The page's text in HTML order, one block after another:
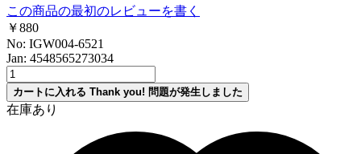
この商品の最初のレビューを書く
￥880
No: IGW004-6521
Jan: 4548565273034
カートに入れる Thank you! 問題が発生しました
在庫あり